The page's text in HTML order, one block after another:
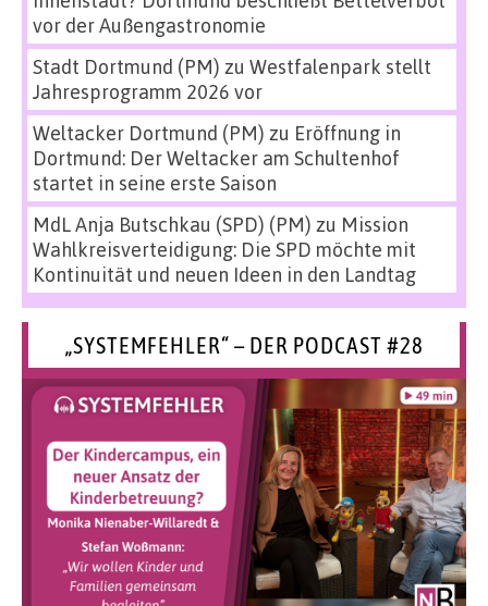
vor der Außengastronomie
Stadt Dortmund (PM) zu Westfalenpark stellt
Jahresprogramm 2026 vor
Weltacker Dortmund (PM) zu Eröffnung in
Dortmund: Der Weltacker am Schultenhof
startet in seine erste Saison
MdL Anja Butschkau (SPD) (PM) zu Mission
Wahlkreisverteidigung: Die SPD möchte mit
Kontinuität und neuen Ideen in den Landtag
„SYSTEMFEHLER“ – DER PODCAST #28